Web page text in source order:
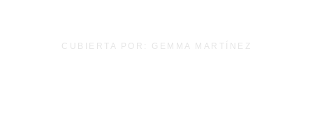
CUBIERTA POR: GEMMA MARTÍNEZ